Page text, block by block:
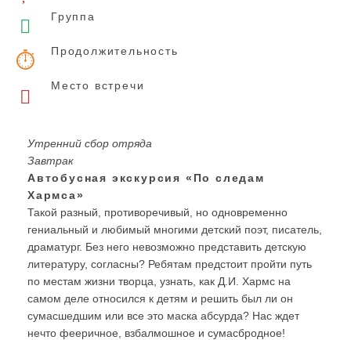
Группа
Продолжительность
Место встречи
Утренний сбор отряда
Завтрак
Автобусная экскурсия «По следам
Хармса»
Такой разный, противоречивый, но одновременно
гениальный и любимый многими детский поэт, писатель,
драматург. Без него невозможно представить детскую
литературу, согласны? Ребятам предстоит пройти путь
по местам жизни творца, узнать, как Д.И. Хармс на
самом деле относился к детям и решить был ли он
сумасшедшим или все это маска абсурда? Нас ждет
нечто фееричное, взбалмошное и сумасбродное!